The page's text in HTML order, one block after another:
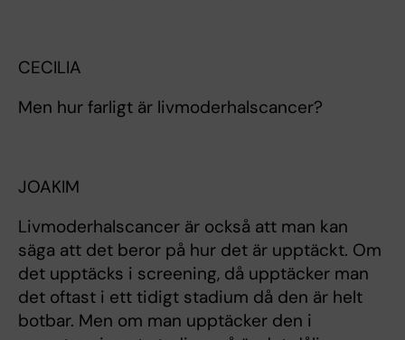
CECILIA
Men hur farligt är livmoderhalscancer?
JOAKIM
Livmoderhalscancer är också att man kan
säga att det beror på hur det är upptäckt. Om
det upptäcks i screening, då upptäcker man
det oftast i ett tidigt stadium då den är helt
botbar. Men om man upptäcker den i